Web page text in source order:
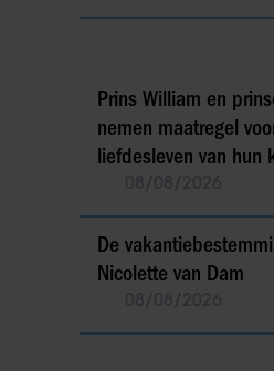
Prins William en
nemen maatregel
liefdesleven van hun
De
Nicolette van Dam